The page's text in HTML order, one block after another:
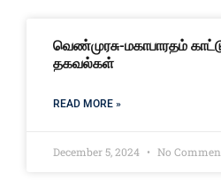
வெண்முரசு-மகாபாரதம்
தகவல்கள்
READ MORE »
December 5, 2024 No